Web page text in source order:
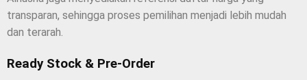
transparan, sehingga proses pemilihan menjadi lebih mudah
dan terarah.
Ready Stock & Pre-Order